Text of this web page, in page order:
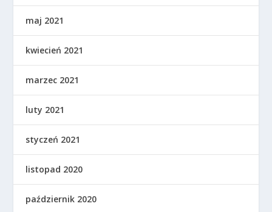
maj 2021
kwiecień 2021
marzec 2021
luty 2021
styczeń 2021
listopad 2020
październik 2020